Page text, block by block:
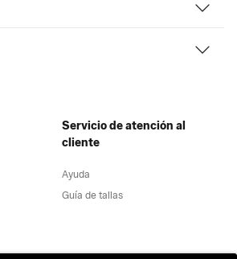
Servicio de atención al
cliente
Ayuda
Guía de tallas